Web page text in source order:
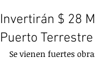
Invertirán $ 28
Puerto
Se vienen fuertes